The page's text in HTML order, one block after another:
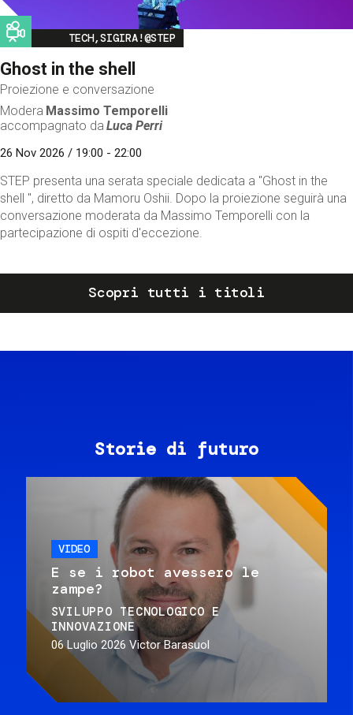
Image
TECH,SIGIRA!@STEP
Ghost in the shell
Proiezione e conversazione
Modera Massimo Temporelli
accompagnato da Luca Perri
26 Nov 2026 / 19:00 - 22:00
STEP presenta una serata speciale dedicata a "Ghost in the
shell ", diretto da Mamoru Oshii. Dopo la proiezione seguirà una
conversazione moderata da Massimo Temporelli con la
partecipazione di ospiti d'eccezione.
Scopri tutti i titoli
Storie di futuro
VIDEO
E se i robot avessero le
zampe?
SVILUPPO TECNOLOGICO E
INNOVAZIONE
06 Luglio 2026 Victor Barasuol